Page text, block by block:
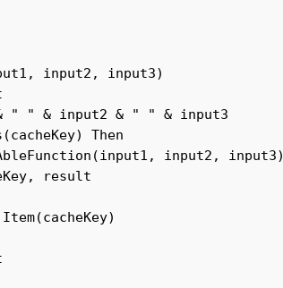
input2, input3)
" " & input2 & " " & input3
Then
input2, input3)
result